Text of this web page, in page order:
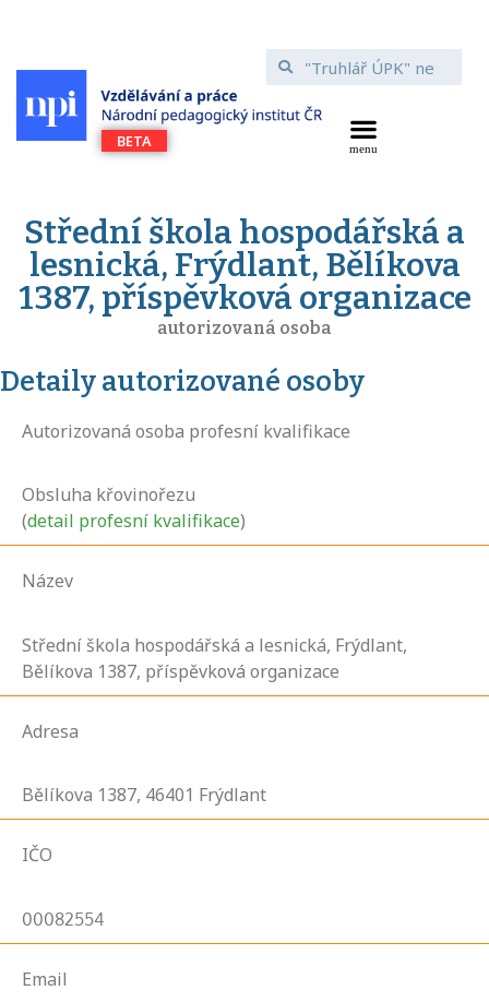
Střední škola hospodářská a
lesnická, Frýdlant, Bělíkova
1387, příspěvková organizace
autorizovaná osoba
Detaily autorizované osoby
Autorizovaná osoba profesní kvalifikace
Obsluha křovinořezu
(detail profesní kvalifikace)
Název
Střední škola hospodářská a lesnická, Frýdlant,
Bělíkova 1387, příspěvková organizace
Adresa
Bělíkova 1387, 46401 Frýdlant
IČO
00082554
Email